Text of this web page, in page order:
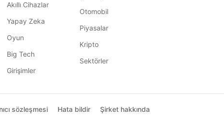
Akıllı Cihazlar
Yapay Zeka
Oyun
Big Tech
Girişimler
Otomobil
Piyasalar
Kripto
Sektörler
sözleşmesi Hata bildir Şirket hakkında